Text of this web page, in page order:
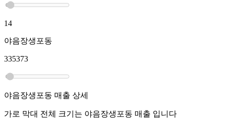
14
야음장생포동
335373
야음장생포동 매출 상세
가로 막대 전체 크기는 야음장생포동 매출 입니다